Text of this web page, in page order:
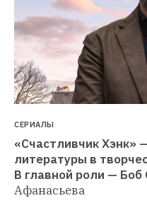
СЕРИАЛЫ
«Счастливчик Хэнк»
литературы в
В главной роли — Боб
Афанасьева